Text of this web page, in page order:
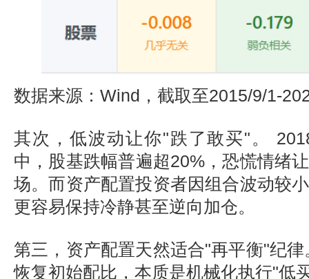
数据来源：Wind，截取至2015/9/1-
其次，低波动让你"跌了敢买"。
中，股基跌幅普遍超20%，恐慌情绪
场。而资产配置投资者因组合波动较
更容易保持冷静甚至逆向加仓。
第三，资产配置天然适合"再平衡"纪
恢复初始配比，本质是机械化执行"低